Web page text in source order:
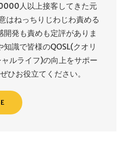
人以上接客してきた元
はねっちりじわじわ責める
開発も責めも定評がありま
知識で皆様のQOSL(クオリ
ルライフ)の向上をサポー
ひお役立てください。